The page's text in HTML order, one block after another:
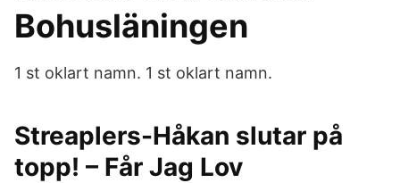
Bohusläningen
1 st oklart namn. 1 st oklart namn.
Streaplers-Håkan slutar på
topp! – Får Jag Lov